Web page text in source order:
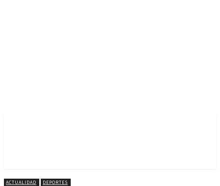
ACTUALIDAD DEPORTES